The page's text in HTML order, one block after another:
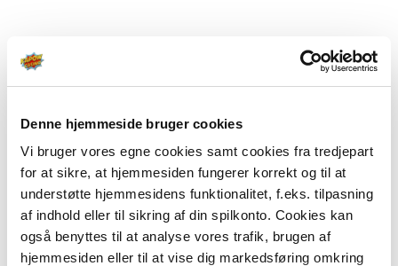
Denne hjemmeside bruger cookies
Vi bruger vores egne cookies samt cookies fra tredjepart
for at sikre, at hjemmesiden fungerer korrekt og til at
understøtte hjemmesidens funktionalitet, f.eks. tilpasning
af indhold eller til sikring af din spilkonto. Cookies kan
også benyttes til at analyse vores trafik, brugen af
hjemmesiden eller til at vise dig markedsføring omkring